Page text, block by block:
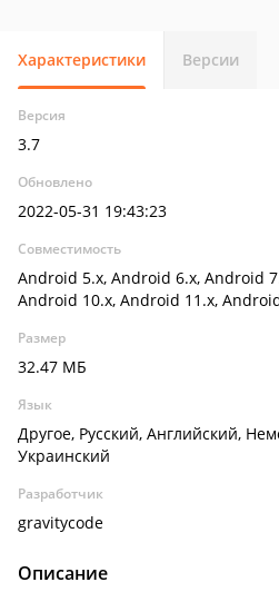
Характеристики Версии
Версия
3.7
Обновлено
2022-05-31 19:43:23
Совместимость
Android 5.x, Android 6.x, Android
Android 10.x, Android 11.x,
Размер
32.47 МБ
Язык
Другое, Русский, Английский,
Украинский
Разработчик
gravitycode
Описание